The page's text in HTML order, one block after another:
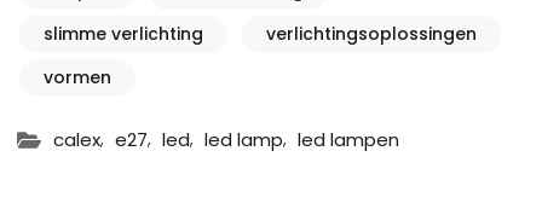
slimme verlichting
verlichtingsoplossingen
vormen
calex, e27, led, led lamp, led lampen